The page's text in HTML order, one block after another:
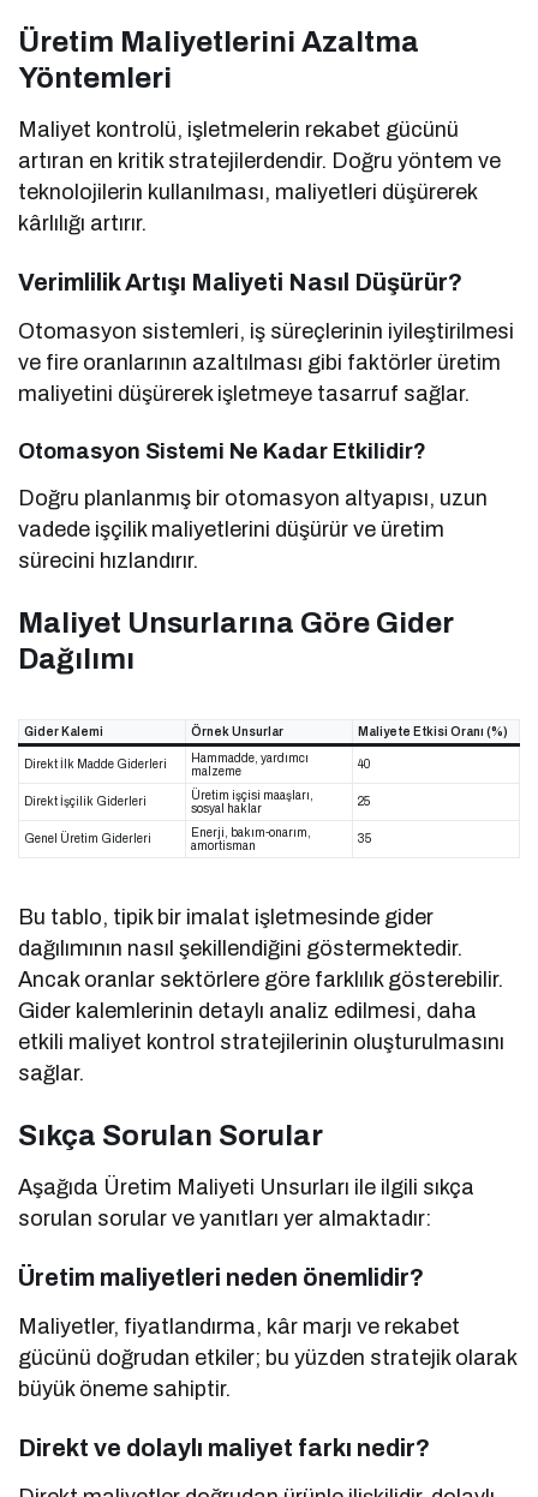
Üretim Maliyetlerini Azaltma
Yöntemleri
Maliyet kontrolü, işletmelerin rekabet gücünü
artıran en kritik stratejilerdendir. Doğru yöntem ve
teknolojilerin kullanılması, maliyetleri düşürerek
kârlılığı artırır.
Verimlilik Artışı Maliyeti Nasıl Düşürür?
Otomasyon sistemleri, iş süreçlerinin iyileştirilmesi
ve fire oranlarının azaltılması gibi faktörler üretim
maliyetini düşürerek işletmeye tasarruf sağlar.
Otomasyon Sistemi Ne Kadar Etkilidir?
Doğru planlanmış bir otomasyon altyapısı, uzun
vadede işçilik maliyetlerini düşürür ve üretim
sürecini hızlandırır.
Maliyet Unsurlarına Göre Gider
Dağılımı
Gider Kalemi Örnek Unsurlar Maliyete Etkisi Oranı (%)
Direkt İlk Madde Giderleri
Hammadde, yardımcı
malzeme
40
Direkt İşçilik Giderleri
Üretim işçisi maaşları,
sosyal haklar
25
Genel Üretim Giderleri
Enerji, bakım-onarım,
amortisman
35
Bu tablo, tipik bir imalat işletmesinde gider
dağılımının nasıl şekillendiğini göstermektedir.
Ancak oranlar sektörlere göre farklılık gösterebilir.
Gider kalemlerinin detaylı analiz edilmesi, daha
etkili maliyet kontrol stratejilerinin oluşturulmasını
sağlar.
Sıkça Sorulan Sorular
Aşağıda Üretim Maliyeti Unsurları ile ilgili sıkça
sorulan sorular ve yanıtları yer almaktadır:
Üretim maliyetleri neden önemlidir?
Maliyetler, fiyatlandırma, kâr marjı ve rekabet
gücünü doğrudan etkiler; bu yüzden stratejik olarak
büyük öneme sahiptir.
Direkt ve dolaylı maliyet farkı nedir?